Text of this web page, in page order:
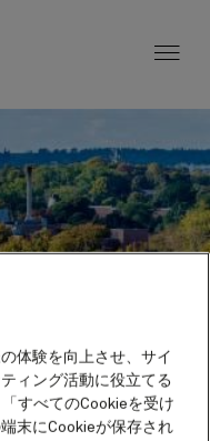
体験を向上させ、サイ
ィング活動に役立てる
すべてのCookieを受け
末にCookieが保存され